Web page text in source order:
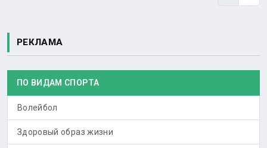
РЕКЛАМА
ПО ВИДАМ СПОРТА
Волейбол
Здоровый образ жизни